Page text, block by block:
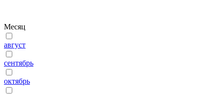
Месяц
август
сентябрь
октябрь